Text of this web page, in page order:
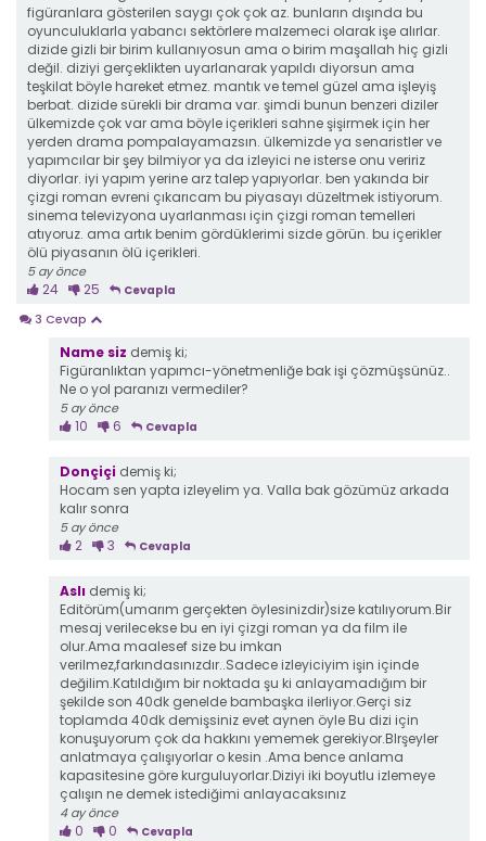
figüranlara gösterilen saygı çok çok az. bunların dışında bu
oyunculuklarla yabancı sektörlere malzemeci olarak işe alırlar.
dizide gizli bir birim kullanıyosun ama o birim maşallah hiç gizli
değil. diziyi gerçeklikten uyarlanarak yapıldı diyorsun ama
teşkilat böyle hareket etmez. mantık ve temel güzel ama işleyiş
berbat. dizide sürekli bir drama var. şimdi bunun benzeri diziler
ülkemizde çok var ama böyle içerikleri sahne şişirmek için her
yerden drama pompalayamazsın. ülkemizde ya senaristler ve
yapımcılar bir şey bilmiyor ya da izleyici ne isterse onu veririz
diyorlar. iyi yapım yerine arz talep yapıyorlar. ben yakında bir
çizgi roman evreni çıkarıcam bu piyasayı düzeltmek istiyorum.
sinema televizyona uyarlanması için çizgi roman temelleri
atıyoruz. ama artık benim gördüklerimi sizde görün. bu içerikler
ölü piyasanın ölü içerikleri.
5 ay önce
24 25 Cevapla
3 Cevap
Name siz demiş ki;
Figüranlıktan yapımcı-yönetmenliğe bak işi çözmüşsünüz..
Ne o yol paranızı vermediler?
5 ay önce
10 6 Cevapla
Donçiçi demiş ki;
Hocam sen yapta izleyelim ya. Valla bak gözümüz arkada
kalır sonra
5 ay önce
2 3 Cevapla
Aslı demiş ki;
Editörüm(umarım gerçekten öylesinizdir)size katılıyorum.Bir
mesaj verilecekse bu en iyi çizgi roman ya da film ile
olur.Ama maalesef size bu imkan
verilmez,farkındasınızdır..Sadece izleyiciyim işin içinde
değilim.Katıldığım bir noktada şu ki anlayamadığım bir
şekilde son 40dk genelde bambaşka ilerliyor.Gerçi siz
toplamda 40dk demişsiniz evet aynen öyle Bu dizi için
konuşuyorum çok da hakkını yememek gerekiyor.Blrşeyler
anlatmaya çalışıyorlar o kesin .Ama bence anlama
kapasitesine göre kurguluyorlar.Diziyi iki boyutlu izlemeye
çalışın ne demek istediğimi anlayacaksınız
4 ay önce
0 0 Cevapla